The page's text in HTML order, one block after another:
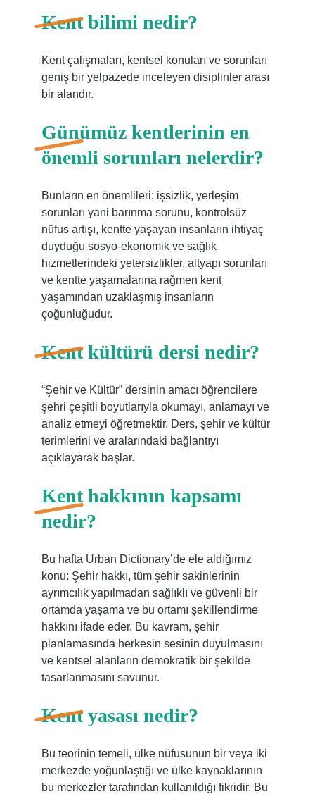
Kent bilimi nedir?
Kent çalışmaları, kentsel konuları ve sorunları
geniş bir yelpazede inceleyen disiplinler arası
bir alandır.
Günümüz kentlerinin en
önemli sorunları nelerdir?
Bunların en önemlileri; işsizlik, yerleşim
sorunları yani barınma sorunu, kontrolsüz
nüfus artışı, kentte yaşayan insanların ihtiyaç
duyduğu sosyo-ekonomik ve sağlık
hizmetlerindeki yetersizlikler, altyapı sorunları
ve kentte yaşamalarına rağmen kent
yaşamından uzaklaşmış insanların
çoğunluğudur.
Kent kültürü dersi nedir?
“Şehir ve Kültür” dersinin amacı öğrencilere
şehri çeşitli boyutlarıyla okumayı, anlamayı ve
analiz etmeyi öğretmektir. Ders, şehir ve kültür
terimlerini ve aralarındaki bağlantıyı
açıklayarak başlar.
Kent hakkının kapsamı
nedir?
Bu hafta Urban Dictionary’de ele aldığımız
konu: Şehir hakkı, tüm şehir sakinlerinin
ayrımcılık yapılmadan sağlıklı ve güvenli bir
ortamda yaşama ve bu ortamı şekillendirme
hakkını ifade eder. Bu kavram, şehir
planlamasında herkesin sesinin duyulmasını
ve kentsel alanların demokratik bir şekilde
tasarlanmasını savunur.
Kent yasası nedir?
Bu teorinin temeli, ülke nüfusunun bir veya iki
merkezde yoğunlaştığı ve ülke kaynaklarının
bu merkezler tarafından kullanıldığı fikridir. Bu